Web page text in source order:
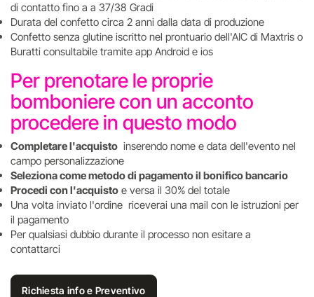
di contatto fino a a 37/38 Gradi
Durata del confetto circa 2 anni dalla data di produzione
Confetto senza glutine iscritto nel prontuario dell'AIC di Maxtris o
Buratti consultabile tramite app Android e ios
Per prenotare le proprie
bomboniere con un acconto
procedere in questo modo
Completare l'acquisto inserendo nome e data dell'evento nel
campo personalizzazione
Seleziona come metodo di pagamento il bonifico bancario
Procedi con l'acquisto e versa il 30% del totale
Una volta inviato l'ordine riceverai una mail con le istruzioni per
il pagamento
Per qualsiasi dubbio durante il processo non esitare a
contattarci
Richiesta info e Preventivo